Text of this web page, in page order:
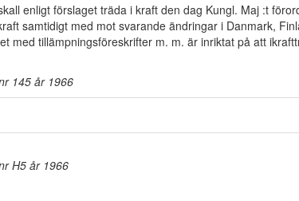
enligt förslaget träda i kraft den dag Kungl. Maj :t
samtidigt med mot­ svarande ändringar i Danmark,
med tillämpningsföreskrifter m. m. är inriktat på att
145 år 1966
H5 år 1966